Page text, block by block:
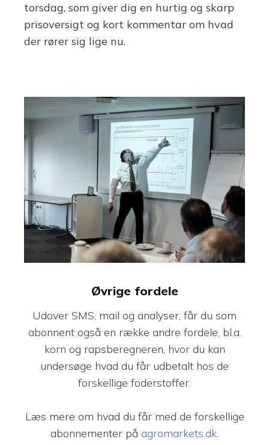
torsdag, som giver dig en hurtig og skarp
prisoversigt og kort kommentar om hvad
der rører sig lige nu.
Øvrige fordele
Udover SMS, mail og analyser, får du som
abonnent også en række andre fordele, bl.a.
korn og rapsberegneren, hvor du kan
undersøge hvad du får udbetalt hos de
forskellige foderstoffer.
Læs mere om hvad du får med de forskellige
abonnementer på agromarkets.dk.